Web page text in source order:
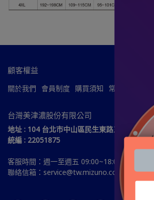
顧客權益
關於我們 會員制度 購買須知 常見問題
台灣美津濃股份有限公司
地址 : 104 台北市中山區民生東路三段51號15樓
統編 : 22051875
客服時間：週一至週五 09:00~18:00
聯絡信箱：service@tw.mizuno.com